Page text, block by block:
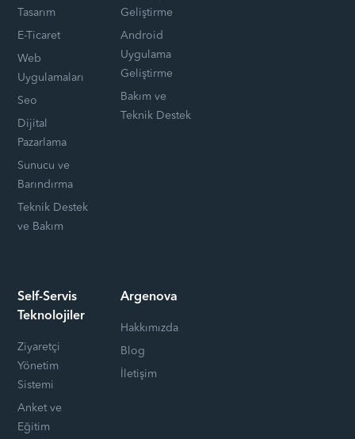
Tasarım
E-Ticaret
Web
Uygulamaları
Seo
Dijital
Pazarlama
Sunucu ve
Barındırma
Teknik Destek
ve Bakım
Geliştirme
Android
Uygulama
Geliştirme
Bakım ve
Teknik Destek
Self-Servis
Teknolojiler
Ziyaretçi
Yönetim
Sistemi
Anket ve
Eğitim
Argenova
Hakkımızda
Blog
İletişim